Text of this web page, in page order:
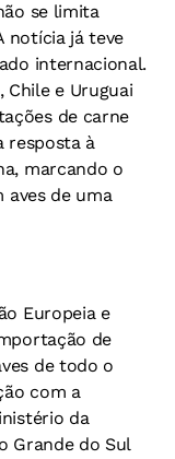
se limita
notícia já teve
internacional.
Chile e Uruguai
de carne
resposta à
marcando o
aves de uma
Europeia e
de
de todo o
com a
da
Grande do Sul